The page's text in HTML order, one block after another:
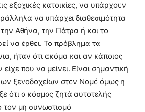
εξοχικές κατοικίες, να υπάρχουν
να υπάρχει διαθεσιμότητα
Αθήνα, την Πάτρα ή και το
να έρθει. Το πρόβλημα τα
ήταν ότι ακόμα και αν κάποιος
είχε που να μείνει. Είναι σημαντική
ξενοδοχείων στον Νομό όμως η
ότι ο κόσμος ζητά αυτοτελής
τον μη συνωστισμό.